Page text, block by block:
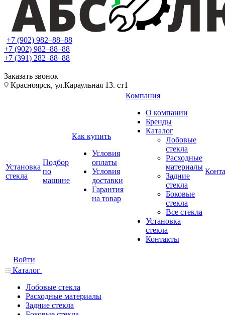
+7 (902) 982‒88‒88
+7 (902) 982‒88‒88
+7 (391) 282‒88‒88
Заказать звонок
Красноярск, ул.Караульная 13. ст1
Установка
стекла
Подбор
по
машине
Как купить
Условия
оплаты
Условия
доставки
Гарантия
на товар
Компания
О компании
Бренды
Каталог
Лобовые
стекла
Расходные
материалы
Задние
стекла
Боковые
стекла
Все стекла
Установка
стекла
Контакты
Войти
Каталог
Лобовые стекла
Расходные материалы
Задние стекла